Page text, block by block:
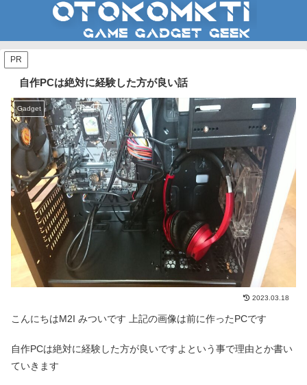
PR
自作PCは絶対に経験した方が良い話
Gadget
2023.03.18
こんにちはM2I みついです 上記の画像は前に作ったPCです
自作PCは絶対に経験した方が良いですよという事で理由とか書い
ていきます